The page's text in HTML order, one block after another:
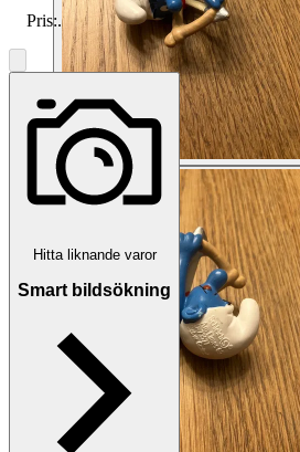
Pris:.
Hitta liknande varor
Smart bildsökning